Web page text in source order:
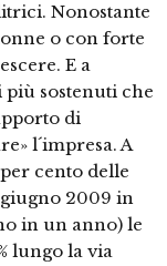
Nonostante
o con forte
E a
sostenuti che
di
l´impresa. A
cento delle
2009 in
in un anno) le
lungo la via